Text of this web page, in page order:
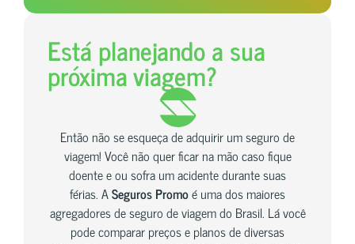
Está planejando a sua
próxima viagem?
Então não se esqueça de adquirir um seguro de
viagem! Você não quer ficar na mão caso fique
doente e ou sofra um acidente durante suas
férias. ASeguros Promoé uma dos maiores
agregadores de seguro de viagem do Brasil. Lá você
pode comparar preços e planos de diversas